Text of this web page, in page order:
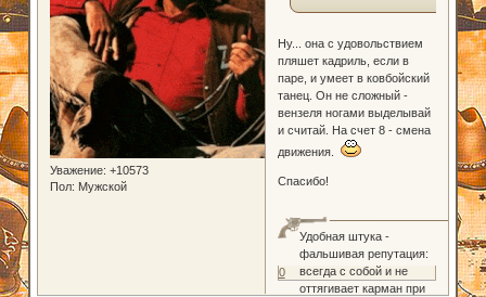
Уважение: +10573
Пол: Мужской
Ну... она с удовольствием
пляшет кадриль, если в
паре, и умеет в ковбойский
танец. Он не сложный -
вензеля ногами выделывай
и считай. На счет 8 - смена
движения.
Спасибо!
Удобная штука -
фальшивая репутация:
всегда с собой и не
оттягивает карман при
0